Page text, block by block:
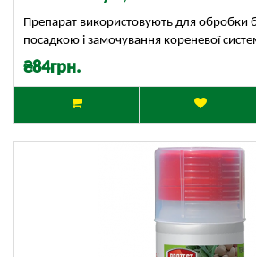
Препарат використовують для обробки
посадкою і замочування кореневої
₴84грн.